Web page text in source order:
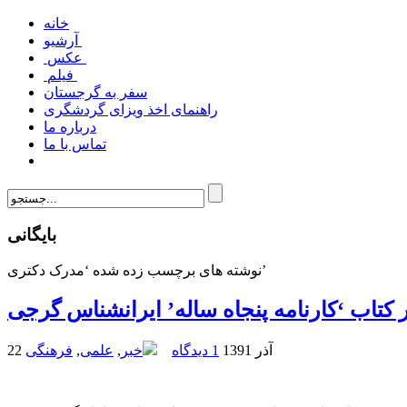
خانه
سفر به گرجستان
راهنمای اخذ ویزای گردشگری
درباره ما
تماس با ما
بایگانی
نوشته های برچسب زده شده ‘مدرک دکتری’
کتاب ‘کارنامه پنجاه ساله’ ایرانشناس گرجی
22 آذر 1391 1 دیدگاه خبر , علمی, فرهنگی